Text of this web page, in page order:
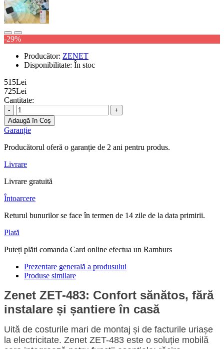
-29%
Producător: ZENET
Disponibilitate: În stoc
515Lei
725Lei
Cantitate:
-
+
Adaugă în Coș
Garanție
Producătorul oferă o garanție de 2 ani pentru produs.
Livrare
Livrare gratuită
Întoarcere
Returul bunurilor se face în termen de 14 zile de la data primirii.
Plată
Puteți plăti comanda Card online efectua un Ramburs
Prezentare generală a produsului
Produse similare
Zenet ZET-483: Confort sănătos, fără
instalare și șantiere în casă
Uită de costurile mari de montaj și de facturile uriașe
la electricitate. Zenet ZET-483 este o soluție mobilă